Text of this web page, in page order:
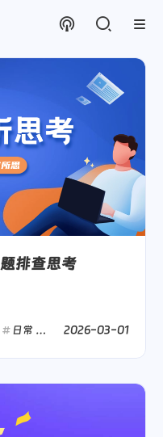
排查思考
日常 get 工作
2026-03-01